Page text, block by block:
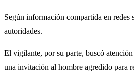
Según información compartida en redes
autoridades.
El vigilante, por su parte, buscó
una invitación al hombre agredido para